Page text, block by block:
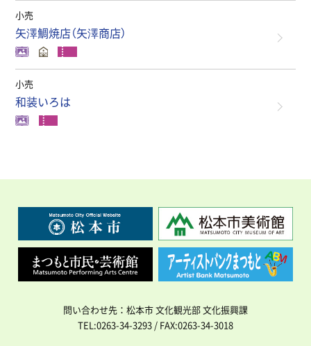
小売
矢澤鯛焼店（矢澤商店）
小売
和装いろは
問い合わせ先：松本市 文化観光部 文化振興課
TEL:0263-34-3293 / FAX:0263-34-3018